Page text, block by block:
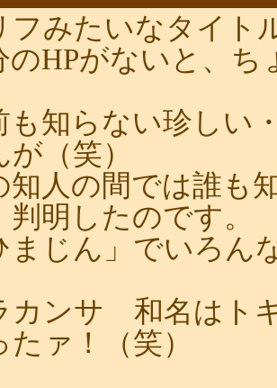
フみたいなタイト
のHPがないと、
も知らない珍しい
（笑）
知人の間では誰も
判明したのです。
まじん」でいろん
カンサ 和名はト
たァ！（笑）